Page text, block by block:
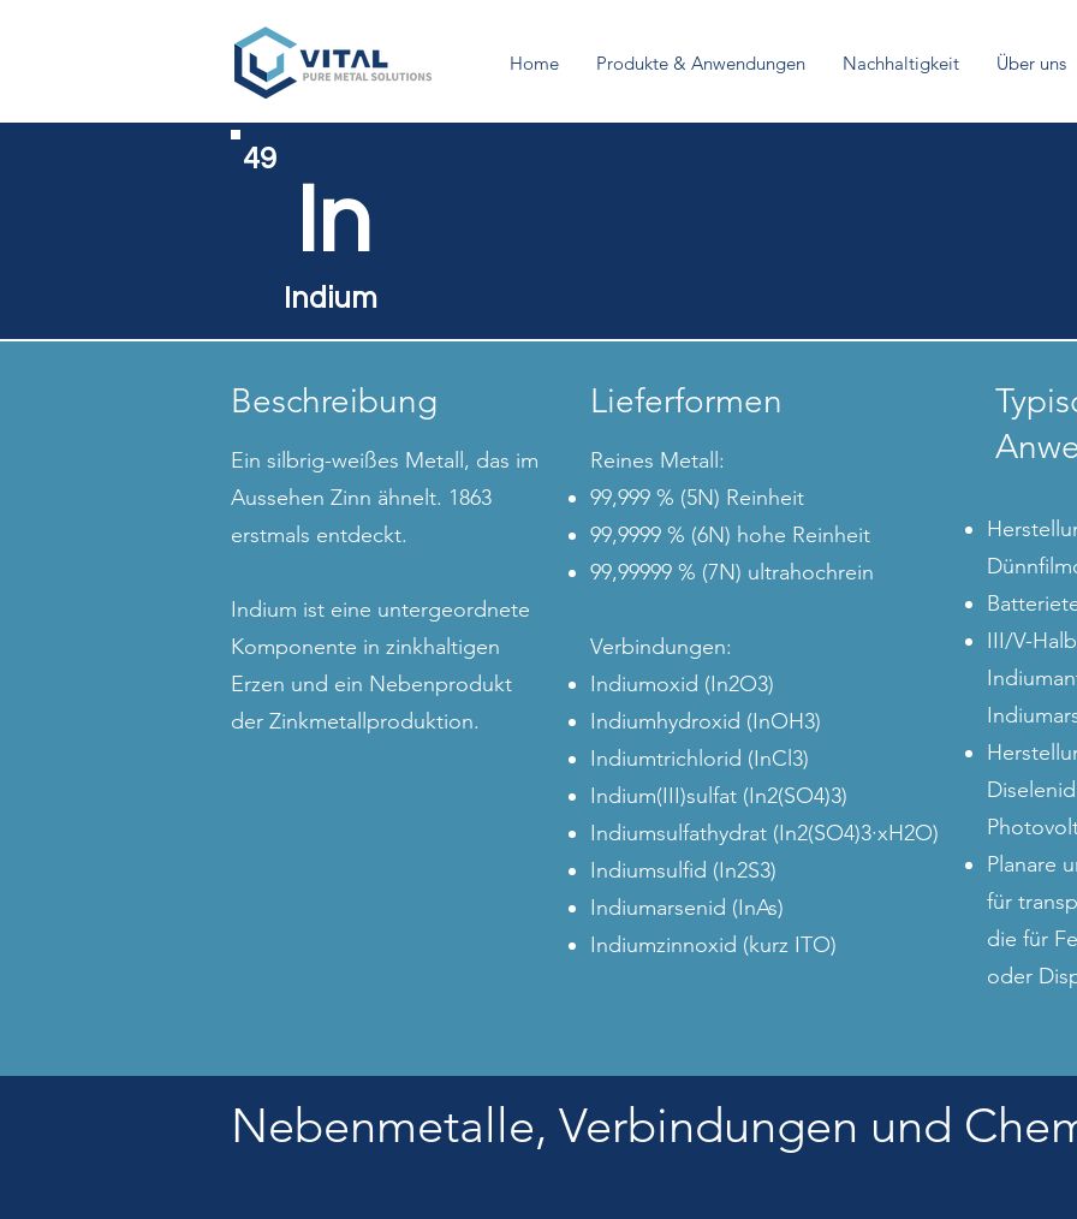
Home Produkte & Anwendungen Nachhaltigkeit Über uns
In
Indium
49
Beschreibung
Ein silbrig-weißes Metall, das im
Aussehen Zinn ähnelt. 1863
erstmals entdeckt.
Indium ist eine untergeordnete
Komponente in zinkhaltigen
Erzen und ein Nebenprodukt
der Zinkmetallproduktion.
Lieferformen
Reines Metall:
99,999 % (5N) Reinheit
99,9999 % (6N) hohe Reinheit
99,99999 % (7N) ultrahochrein
Verbindungen:
Indiumoxid (In2O3)
Indiumhydroxid (InOH3)
Indiumtrichlorid (InCl3)
Indium(III)sulfat (In2(SO4)3)
Indiumsulfathydrat (In2(SO4)3·xH2O)
Indiumsulfid (In2S3)
Indiumarsenid (InAs)
Indiumzinnoxid (kurz ITO)
III/V-
Planare
für
die für
oder
Nebenmetalle, Verbindungen und